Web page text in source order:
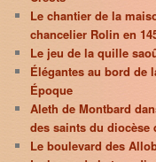
Le chantier de la
chancelier Rolin en
Le jeu de la quille
Élégantes au bord de
Époque
Aleth de Montbard
des saints du diocèse
Le boulevard des